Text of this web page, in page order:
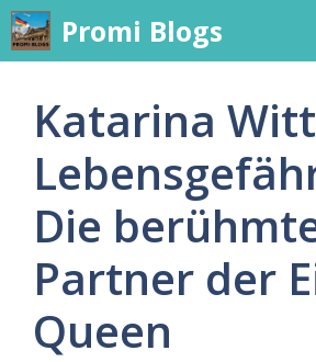
Skip
to
content
Promi Blogs
Katarina Witt
Die
Partner der
Queen